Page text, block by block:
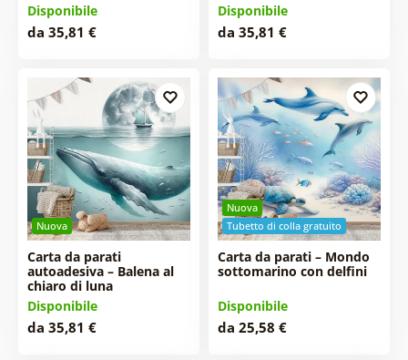
Disponibile
da 35,81 €
Disponibile
da 35,81 €
Nuova
Carta da parati
autoadesiva – Balena al
chiaro di luna
Disponibile
da 35,81 €
Nuova
Tubetto di colla gratuito
Carta da parati – Mondo
sottomarino con delfini
Disponibile
da 25,58 €